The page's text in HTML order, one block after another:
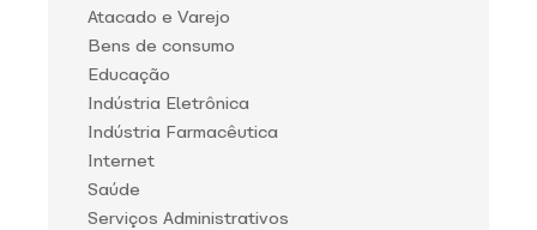
Atacado e Varejo
Bens de consumo
Educação
Indústria Eletrônica
Indústria Farmacêutica
Internet
Saúde
Serviços Administrativos